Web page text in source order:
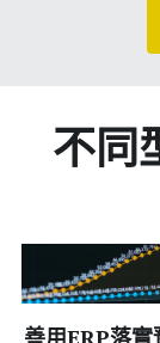
不同
善用ERP落